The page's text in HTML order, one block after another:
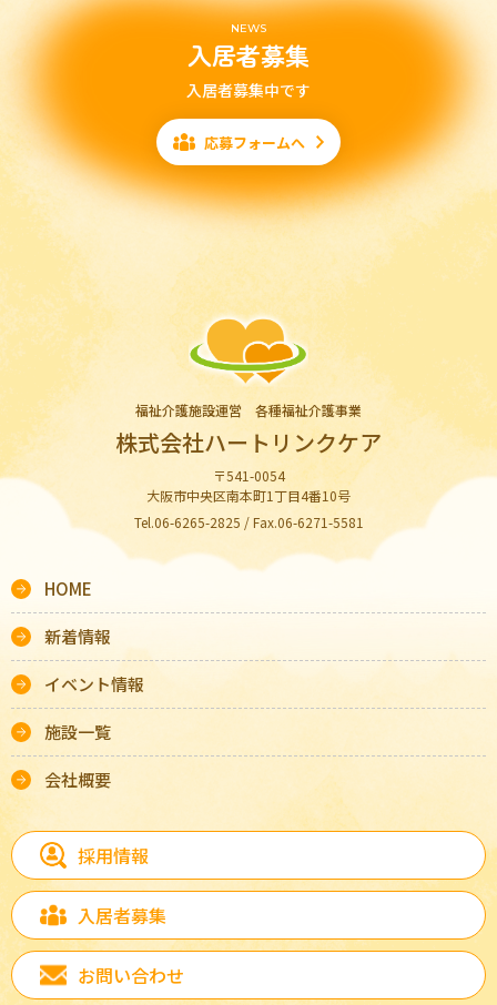
NEWS
入居者募集
入居者募集中です
応募フォームへ
福祉介護施設運営 各種福祉介護事業
株式会社ハートリンクケア
〒541-0054
大阪市中央区南本町1丁目4番10号
Tel.06-6265-2825 / Fax.06-6271-5581
HOME
新着情報
イベント情報
施設一覧
会社概要
採用情報
入居者募集
お問い合わせ